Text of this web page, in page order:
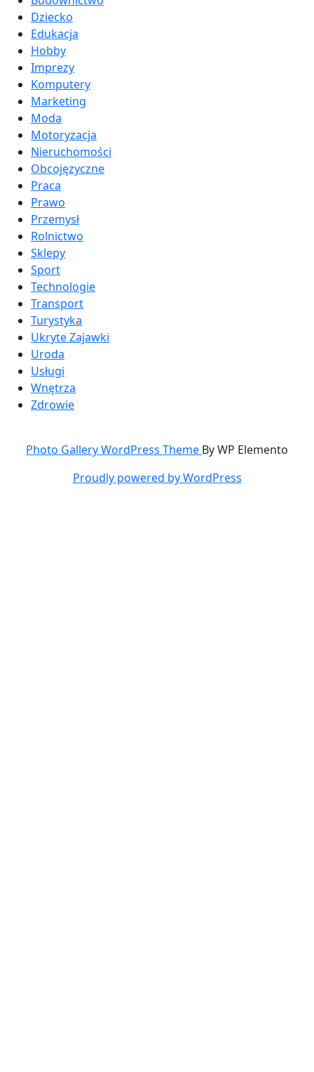
Dziecko
Edukacja
Hobby
Imprezy
Komputery
Marketing
Moda
Motoryzacja
Nieruchomości
Obcojęzyczne
Praca
Prawo
Przemysł
Rolnictwo
Sklepy
Sport
Technologie
Transport
Turystyka
Ukryte Zajawki
Uroda
Usługi
Wnętrza
Zdrowie
Photo Gallery WordPress Theme By WP Elemento
Proudly powered by WordPress